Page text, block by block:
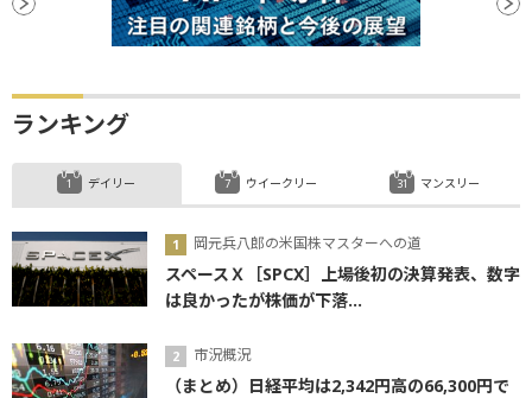
ランキング
デイリー
岡元兵八郎の米国株マスターへの道
スペースＸ［SPCX］上場後初の決算発表、数字
は良かったが株価が下落...
市況概況
（まとめ）日経平均は2,342円高の66,300円で
ウイークリー マンスリー